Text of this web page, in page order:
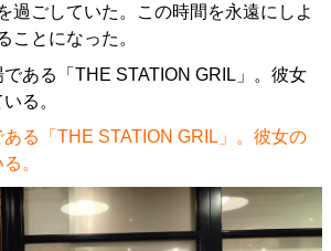
過ごしていた。この時間を永遠にしよ
ことになった。
る「THE STATION GRIL」。彼女の
。